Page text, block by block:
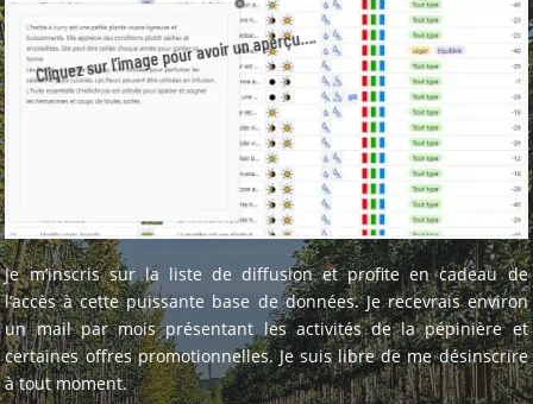
Cliquez sur l’image pour avoir un aperçu….
Je m’inscris sur la liste de diffusion et profite en cadeau de
l’accès à cette puissante base de données. Je recevrais environ
un mail par mois présentant les activités de la pépinière et
certaines offres promotionnelles. Je suis libre de me désinscrire
à tout moment.